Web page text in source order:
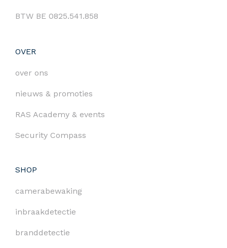
BTW BE 0825.541.858
OVER
over ons
nieuws & promoties
RAS Academy & events
Security Compass
SHOP
camerabewaking
inbraakdetectie
branddetectie